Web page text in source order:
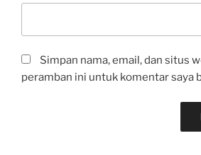
Simpan nama, email, dan situs
peramban ini untuk komentar saya